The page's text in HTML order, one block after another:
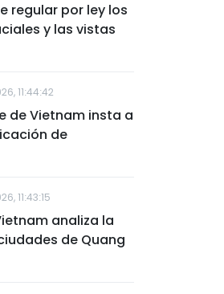
regular por ley los
y las vistas
11:44:42
de Vietnam insta a
de
11:43:15
analiza la
de Quang